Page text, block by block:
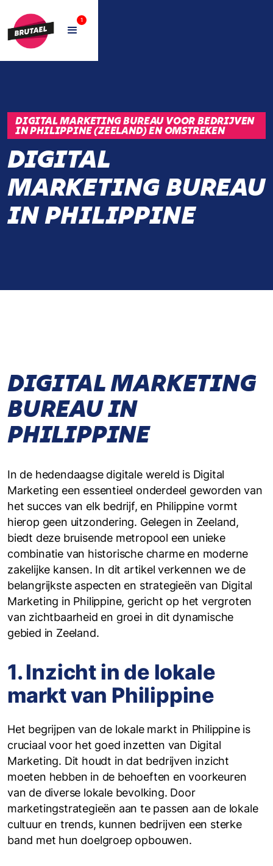
1
DIGITAL MARKETING BUREAU VOOR BEDRIJVEN
IN PHILIPPINE (ZEELAND) EN OMSTREKEN
DIGITAL
MARKETING BUREAU
IN PHILIPPINE
DIGITAL MARKETING
BUREAU IN
PHILIPPINE
In de hedendaagse digitale wereld is Digital
Marketing een essentieel onderdeel geworden van
het succes van elk bedrijf, en Philippine vormt
hierop geen uitzondering. Gelegen in Zeeland,
biedt deze bruisende metropool een unieke
combinatie van historische charme en moderne
zakelijke kansen. In dit artikel verkennen we de
belangrijkste aspecten en strategieën van Digital
Marketing in Philippine, gericht op het vergroten
van zichtbaarheid en groei in dit dynamische
gebied in Zeeland.
1. Inzicht in de lokale
markt van Philippine
Het begrijpen van de lokale markt in Philippine is
cruciaal voor het goed inzetten van Digital
Marketing. Dit houdt in dat bedrijven inzicht
moeten hebben in de behoeften en voorkeuren
van de diverse lokale bevolking. Door
marketingstrategieën aan te passen aan de lokale
cultuur en trends, kunnen bedrijven een sterke
band met hun doelgroep opbouwen.